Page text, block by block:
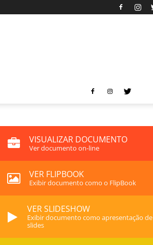
VISUALIZAR DOCUMENTO
Ver documento on-line
VER FLIPBOOK
Exibir documento como o FlipBook
VER SLIDESHOW
Exibir documento como apresentação de
slides